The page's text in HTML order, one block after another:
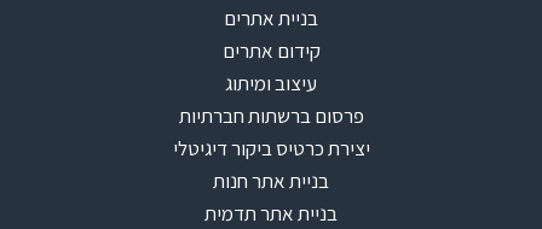
בניית אתרים
קידום אתרים
עיצוב ומיתוג
פרסום ברשתות חברתיות
יצירת כרטיס ביקור דיגיטלי
בניית אתר חנות
בניית אתר תדמית